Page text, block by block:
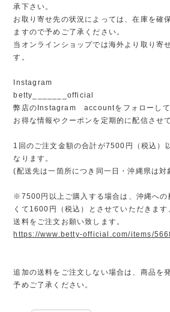
承下さい。
お取り寄せ先の状況によっては、在庫を確
ますので予めご了承ください。
当オンラインショップでは海外より取り寄
す。
Instagram
betty_______official
弊店のInstagram accountをフォローして
お得な情報やクーポンを定期的に配信させ
1回のご注文金額の合計が7500円（税込）
なります。
(配送先は一箇所につき同一日・沖縄県は対
※7500円以上ご購入する場合は、沖縄への
くて1600円（税込）とさせていただきま
送料をご注文お願い致します。
https://www.betty-official.com/items/
追加の送料をご注文しない場合は、商品を
予めご了承ください。